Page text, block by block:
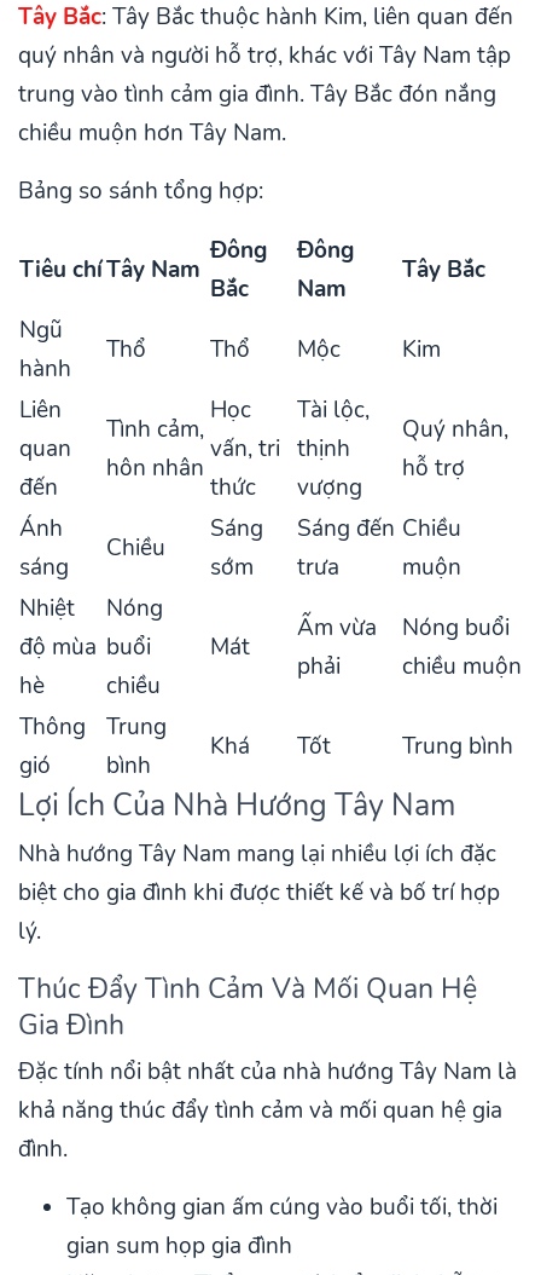
Tây Bắc: Tây Bắc thuộc hành Kim, liên quan đến
quý nhân và người hỗ trợ, khác với Tây Nam tập
trung vào tình cảm gia đình. Tây Bắc đón nắng
chiều muộn hơn Tây Nam.
Bảng so sánh tổng hợp:
Tiêu chíTây Nam
Đông
Bắc
Đông
Nam
Tây Bắc
Ngũ
hành
Thổ Thổ Mộc
Kim
Liên
quan
đến
Tình cảm,
hôn nhân
Học
vấn, tri
thức
Tài lộc,
thịnh
vượng
Quý nhân,
hỗ trợ
Ánh
sáng
Chiều
Sáng
sớm
Sáng đến
trưa
Chiều
muộn
Nhiệt
độ mùa
hè
Nóng
buổi
chiều
Mát
Ấm vừa
phải
Nóng buổi
chiều muộn
Thông
gió
Trung
bình
Khá Tốt Trung bình
Lợi Ích Của Nhà Hướng Tây Nam
Nhà hướng Tây Nam mang lại nhiều lợi ích đặc
biệt cho gia đình khi được thiết kế và bố trí hợp
lý.
Thúc Đẩy Tình Cảm Và Mối Quan Hệ
Gia Đình
Đặc tính nổi bật nhất của nhà hướng Tây Nam là
khả năng thúc đẩy tình cảm và mối quan hệ gia
đình.
Tạo không gian ấm cúng vào buổi tối, thời
gian sum họp gia đình